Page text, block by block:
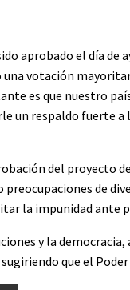
aprobado el día de
votación
es que nuestro
respaldo fuerte a
del proyecto
de
la impunidad ante
y la
que el